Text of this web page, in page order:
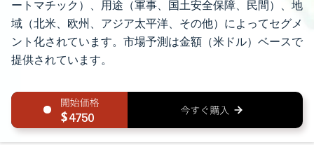
ートマチック）、用途（軍事、国土安全保障、民間）、地
域（北米、欧州、アジア太平洋、その他）によってセグメ
ント化されています。市場予測は金額（米ドル）ベースで
提供されています。
4750